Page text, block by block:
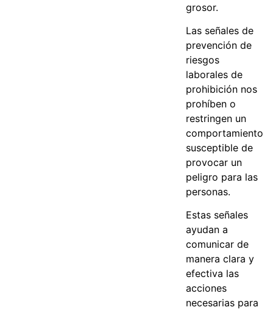
grosor.
Las señales de
prevención de
riesgos
laborales de
prohibición nos
prohíben o
restringen un
comportamiento
susceptible de
provocar un
peligro para las
personas.
Estas señales
ayudan a
comunicar de
manera clara y
efectiva las
acciones
necesarias para